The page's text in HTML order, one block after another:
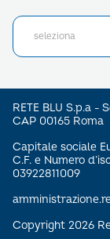
RETE BLU S.p.a -
CAP 00165 Roma
Capitale sociale
C.F. e Numero
03922811009
Copyright 2026